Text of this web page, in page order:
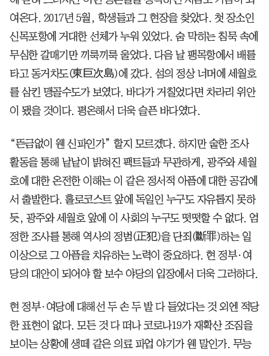
여온다. 2017년 5월, 학생들과 그 현장을 찾았다. 첫 장소인
신목포항에 거대한 선체가 누워 있었다. 숨 막히는 침묵 속에
무심한 갈매기만 끼룩끼룩 울었다. 다음 날 팽목항에서 배를
타고 동거차도(東巨次島)에 갔다. 섬의 정상 너머에 세월호
를 삼킨 맹골수도가 보였다. 바다가 거칠었다면 차라리 위안
이 됐을 것이다. 평온해서 더욱 슬픈 바다였다.
“뜬금없이 웬 신파인가” 할지 모르겠다. 하지만 숱한 조사
활동을 통해 낱낱이 밝혀진 팩트들과 무관하게, 광주와 세월
호에 대한 온전한 이해는 이 같은 정서적 아픔에 대한 공감에
서 출발한다. 홀로코스트 앞에 독일인 누구도 자유롭지 못하
듯, 광주와 세월호 앞에 이 사회의 누구도 떳떳할 수 없다. 엄
정한 조사를 통해 역사의 정범(正犯)을 단죄(斷罪)하는 일
이상으로 그 아픔을 치유하는 노력이 중요하다. 현 정부·여
당의 대안이 되어야 할 보수 야당의 입장에서 더욱 그러하다.
현 정부·여당에 대해선 두 손 두 발 다 들었다는 것 외엔 적당
한 표현이 없다. 모든 것 다 떠나 코로나19가 재확산 조짐을
보이는 상황에 생떼 같은 의료 파업 야기가 웬 말인가. 무능